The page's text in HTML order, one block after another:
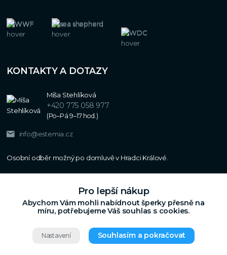
KONTAKTY A DOTAZY
Míša Stehlíková
+420 775 058 977
(Po–Pá 9–17 hod.)
info@estemia.cz
Pro lepší nákup
Abychom Vám mohli nabídnout šperky přesně na
míru, potřebujeme Váš souhlas s cookies.
Nastavení Souhlasím a pokračovat